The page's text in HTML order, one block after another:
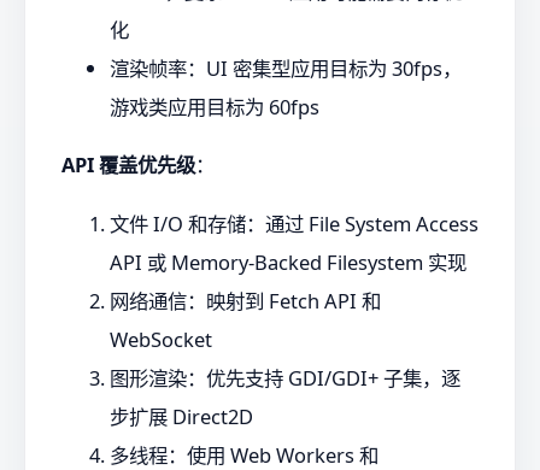
化
渲染帧率：UI 密集型应用目标为 30fps，
游戏类应用目标为 60fps
API 覆盖优先级：
文件 I/O 和存储：通过 File System Access
API 或 Memory-Backed Filesystem 实现
网络通信：映射到 Fetch API 和
WebSocket
图形渲染：优先支持 GDI/GDI+ 子集，逐
步扩展 Direct2D
多线程：使用 Web Workers 和